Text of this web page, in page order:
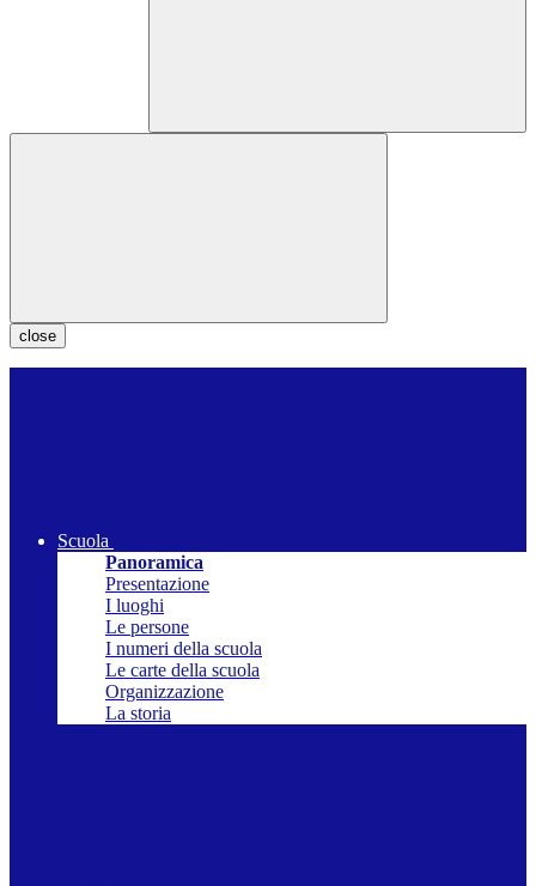
close
Scuola
Panoramica
Presentazione
I luoghi
Le persone
I numeri della scuola
Le carte della scuola
Organizzazione
La storia